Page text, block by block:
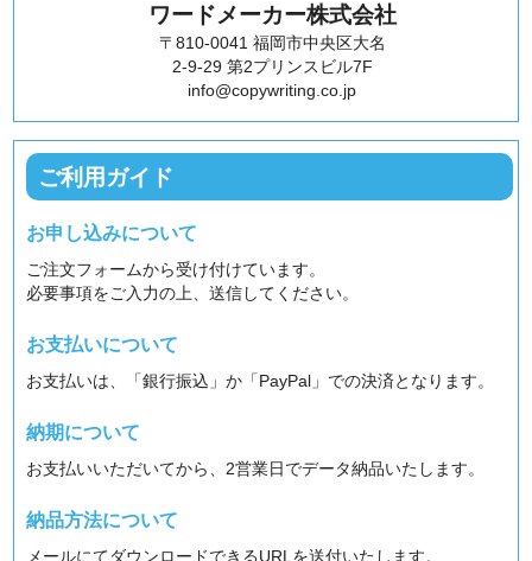
ワードメーカー株式会社
〒810-0041 福岡市中央区大名
2-9-29 第2プリンスビル7F
info@copywriting.co.jp
ご利用ガイド
お申し込みについて
ご注文フォームから受け付けています。
必要事項をご入力の上、送信してください。
お支払いについて
お支払いは、「銀行振込」か「PayPal」での決済となります。
納期について
お支払いいただいてから、2営業日でデータ納品いたします。
納品方法について
メールにてダウンロードできるURLを送付いたします。